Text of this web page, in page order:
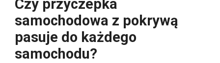
Czy przyczepka
samochodowa z pokrywą
pasuje do każdego
samochodu?